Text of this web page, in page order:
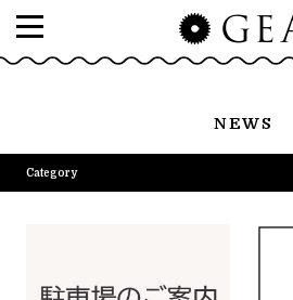
NEWS
Category